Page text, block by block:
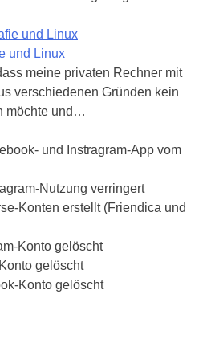
und Linux
meine privaten Rechner mit
verschiedenen Gründen kein
möchte und…
und Instragram-App vom
Nutzung verringert
Konten erstellt (Friendica und
Konto gelöscht
gelöscht
Konto gelöscht